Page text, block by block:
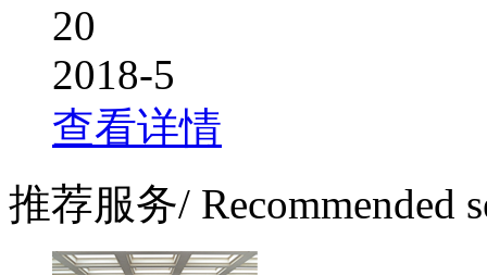
20
2018-5
查看详情
推荐服务/ Recommended